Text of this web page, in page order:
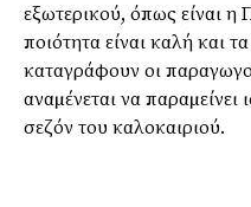
εξωτερικού, όπως είναι η
ποιότητα είναι καλή και
καταγράφουν οι
αναµένεται να
σεζόν του καλοκαιριού.